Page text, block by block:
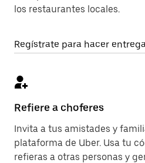
los restaurantes locales.
Regístrate para hacer
Refiere a choferes
Invita a tus amistades y
plataforma de Uber. Usa tu
refieras a otras personas y